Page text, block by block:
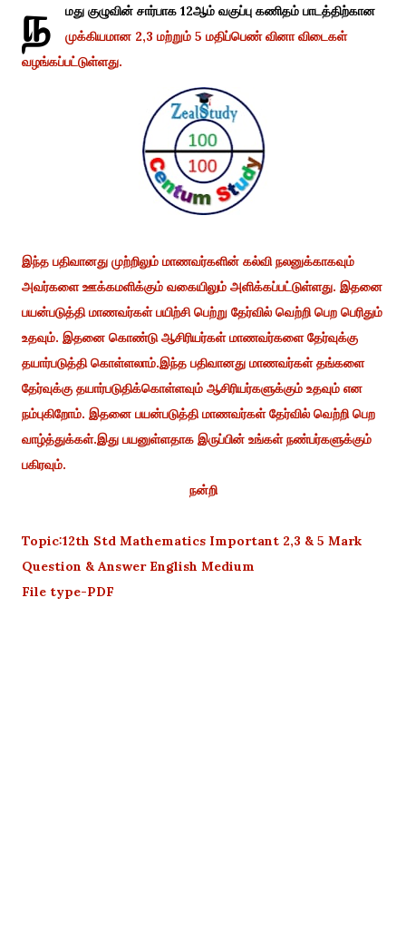
ந
மது குழுவின் சார்பாக 12ஆம் வகுப்பு கணிதம் பாடத்திற்கான
முக்கியமான 2,3 மற்றும் 5 மதிப்பெண் வினா விடைகள்
வழங்கப்பட்டுள்ளது.
இந்த பதிவானது முற்றிலும் மாணவர்களின் கல்வி நலனுக்காகவும்
அவர்களை ஊக்கமளிக்கும் வகையிலும் அளிக்கப்பட்டுள்ளது. இதனை
பயன்படுத்தி மாணவர்கள் பயிற்சி பெற்று தேர்வில் வெற்றி பெற பெரிதும்
உதவும். இதனை கொண்டு ஆசிரியர்கள் மாணவர்களை தேர்வுக்கு
தயார்படுத்தி கொள்ளலாம்.இந்த பதிவானது மாணவர்கள் தங்களை
தேர்வுக்கு தயார்படுதிக்கொள்ளவும் ஆசிரியர்களுக்கும் உதவும் என
நம்புகிறோம். இதனை பயன்படுத்தி மாணவர்கள் தேர்வில் வெற்றி பெற
வாழ்த்துக்கள்.இது பயனுள்ளதாக இருப்பின் உங்கள் நண்பர்களுக்கும்
பகிரவும்.
நன்றி
Topic:12th Std Mathematics Important 2,3 & 5 Mark
Question & Answer English Medium
File type-PDF